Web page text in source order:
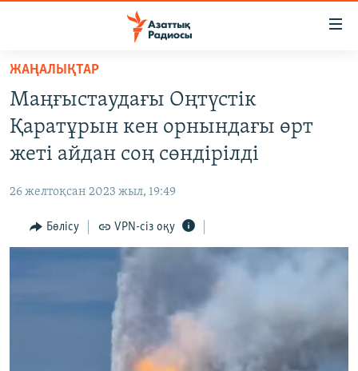
Skip
main
content
to
main
to
САЯСАТ
AZATTYQTV
АДАМ ҚҰҚЫҚТАРЫ
ӘЛЕУМЕТ
ЖАҢАЛЫҚТАР
Маңғыстаудағы Оңтүстік
Қаратұрын кен орнындағы өрт
жеті айдан соң сөндірілді
26 желтоқсан 2023 жыл, 19:49
Бөлісу VPN-сіз оқу